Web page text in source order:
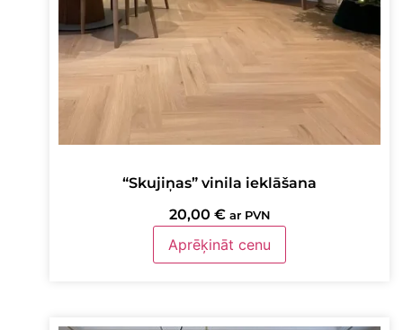
“Skujiņas” vinila ieklāšana
20,00 € ar PVN
Aprēķināt cenu